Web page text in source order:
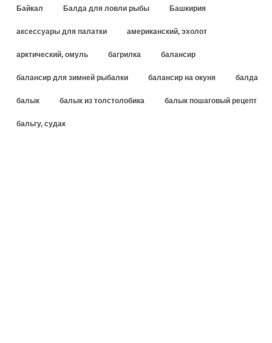
Байкал Балда для ловли рыбы Башкирия
аксессуары для палатки американский, эхолот
арктический, омуль багрилка балансир
балансир для зимней рыбалки балансир на окуня балда
балык балык из толстолобика балык пошаговый рецепт
бальгу, судак